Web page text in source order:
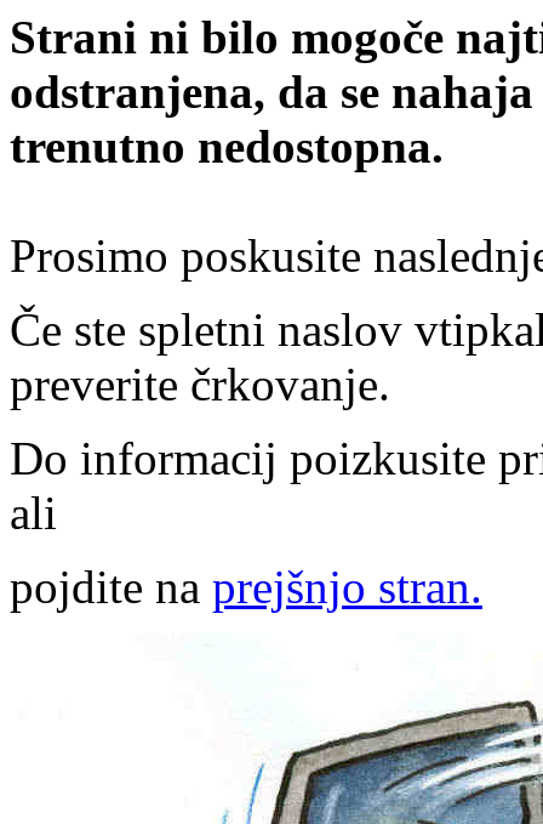
Strani ni bilo mogoče
odstranjena, da se
trenutno nedostopna.
Prosimo poskusite
Če ste spletni naslov
preverite črkovanje.
Do informacij poizkusite
ali
pojdite na prejšnjo stran.